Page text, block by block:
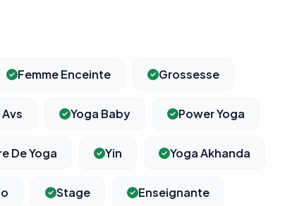
Femme Enceinte Grossesse
Yoga Baby Power Yoga
De Yoga Yin Yoga Akhanda
Stage Enseignante